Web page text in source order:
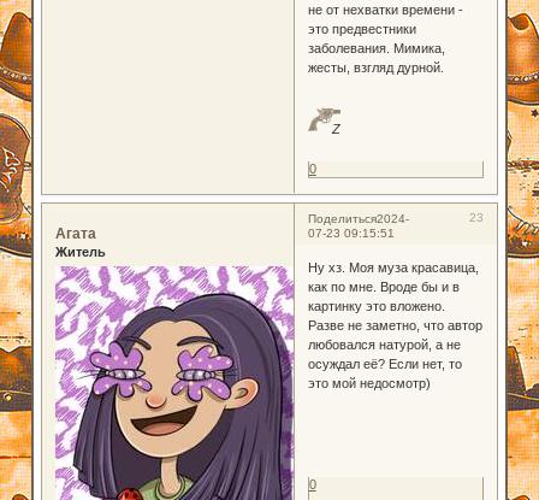
не от нехватки времени -
это предвестники
заболевания. Мимика,
жесты, взгляд дурной.
Z
0
Поделиться 23
2024-
07-23 09:15:51
Агата
Житель
Ну хз. Моя муза красавица,
как по мне. Вроде бы и в
картинку это вложено.
Разве не заметно, что автор
любовался натурой, а не
осуждал её? Если нет, то
это мой недосмотр)
0